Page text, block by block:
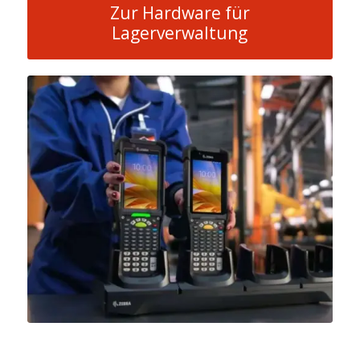
Zur Hardware für
Lagerverwaltung